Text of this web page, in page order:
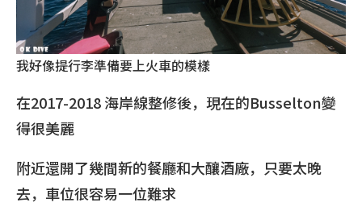
我好像提行李準備要上火車的模樣
在2017-2018 海岸線整修後，現在的Busselton變
得很美麗
附近還開了幾間新的餐廳和大釀酒廠，只要太晚
去，車位很容易一位難求